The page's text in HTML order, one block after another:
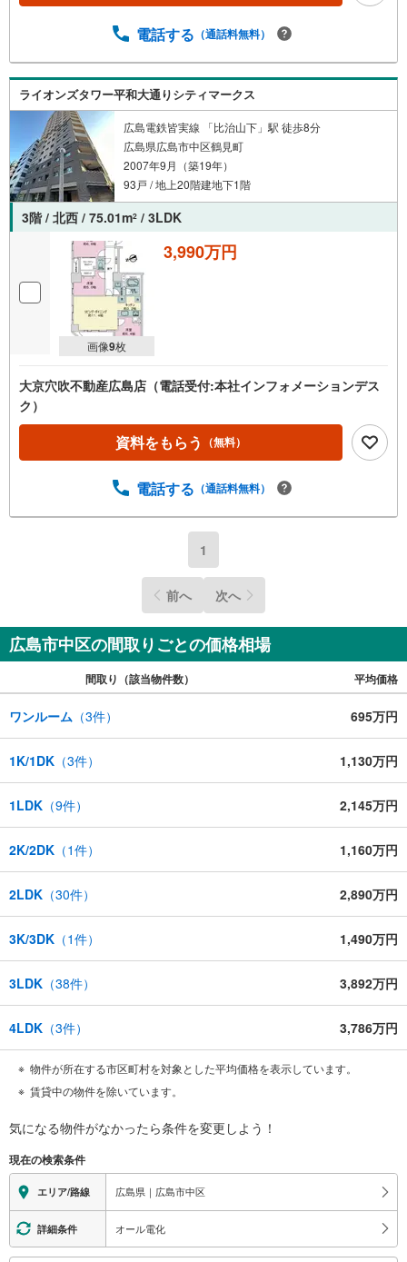
電話する （通話料無料）
ライオンズタワー平和大通りシティマークス
広島電鉄皆実線 「比治山下」駅 徒歩8分
広島県広島市中区鶴見町
2007年9月（築19年）
93戸 / 地上20階建地下1階
3階 / 北西 / 75.01m2 / 3LDK
画像9枚
3,990万円
大京穴吹不動産広島店（電話受付:本社インフォメーションデス
ク）
資料をもらう （無料）
電話する （通話料無料）
1
前へ 次へ
広島市中区の間取りごとの価格相場
間取り（該当物件数） 平均価格
ワンルーム （3件） 695万円
1K/1DK （3件） 1,130万円
1LDK （9件） 2,145万円
2K/2DK （1件） 1,160万円
2LDK （30件） 2,890万円
3K/3DK （1件） 1,490万円
3LDK （38件） 3,892万円
4LDK （3件） 3,786万円
物件が所在する市区町村を対象とした平均価格を表示しています。
賃貸中の物件を除いています。
気になる物件がなかったら条件を変更しよう！
現在の検索条件
エリア/路線 広島県｜広島市中区
詳細条件 オール電化